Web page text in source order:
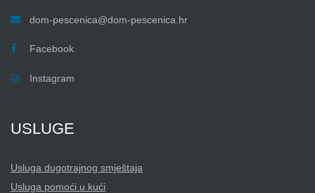
dom-pescenica@dom-pescenica.hr
Facebook
Instagram
USLUGE
Usluga dugotrajnog smještaja
Usluga pomoći u kući